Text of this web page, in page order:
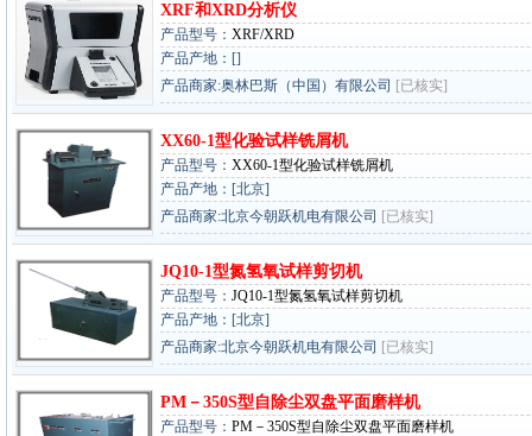
XRF和XRD分析仪
产品型号： XRF/XRD
产品产地：[]
产品商家:奥林巴斯（中国）有限公司 [已核实]
XX60-1型化验试样铣屑机
产品型号： XX60-1型化验试样铣屑机
产品产地：[北京]
产品商家:北京今朝跃机电有限公司 [已核实]
JQ10-1型氮氢氧试样剪切机
产品型号： JQ10-1型氮氢氧试样剪切机
产品产地：[北京]
产品商家:北京今朝跃机电有限公司 [已核实]
PM－350S型自除尘双盘平面磨样机
产品型号： PM－350S型自除尘双盘平面磨样机